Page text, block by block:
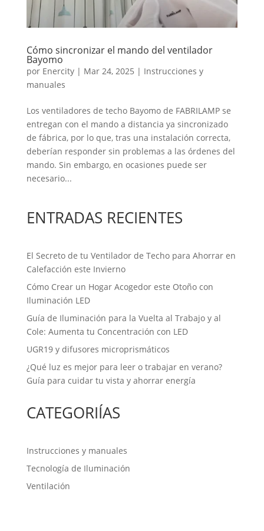
Cómo sincronizar el mando del ventilador
Bayomo
por Enercity| Mar 24, 2025 | Instrucciones y
manuales
Los ventiladores de techo Bayomo de FABRILAMP se
entregan con el mando a distancia ya sincronizado
de fábrica, por lo que, tras una instalación correcta,
deberían responder sin problemas a las órdenes del
mando. Sin embargo, en ocasiones puede ser
necesario...
ENTRADAS RECIENTES
El Secreto de tu Ventilador de Techo para Ahorrar en
Calefacción este Invierno
Cómo Crear un Hogar Acogedor este Otoño con
Iluminación LED
Guía de Iluminación para la Vuelta al Trabajo y al
Cole: Aumenta tu Concentración con LED
UGR19 y difusores microprismáticos
¿Qué luz es mejor para leer o trabajar en verano?
Guía para cuidar tu vista y ahorrar energía
CATEGORIÍAS
Instrucciones y manuales
Tecnología de Iluminación
Ventilación